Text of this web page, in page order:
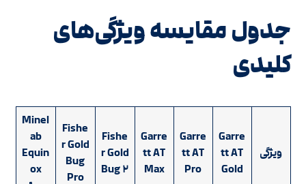
جدول مقایسه ویژگی‌های
کلیدی
ویژگی
Garre
tt AT
Gold
Garre
tt AT
Pro
Garre
tt AT
Max
Fishe
r Gold
Bug ۲
Fishe
r Gold
Bug
Pro
Minel
ab
Equin
ox